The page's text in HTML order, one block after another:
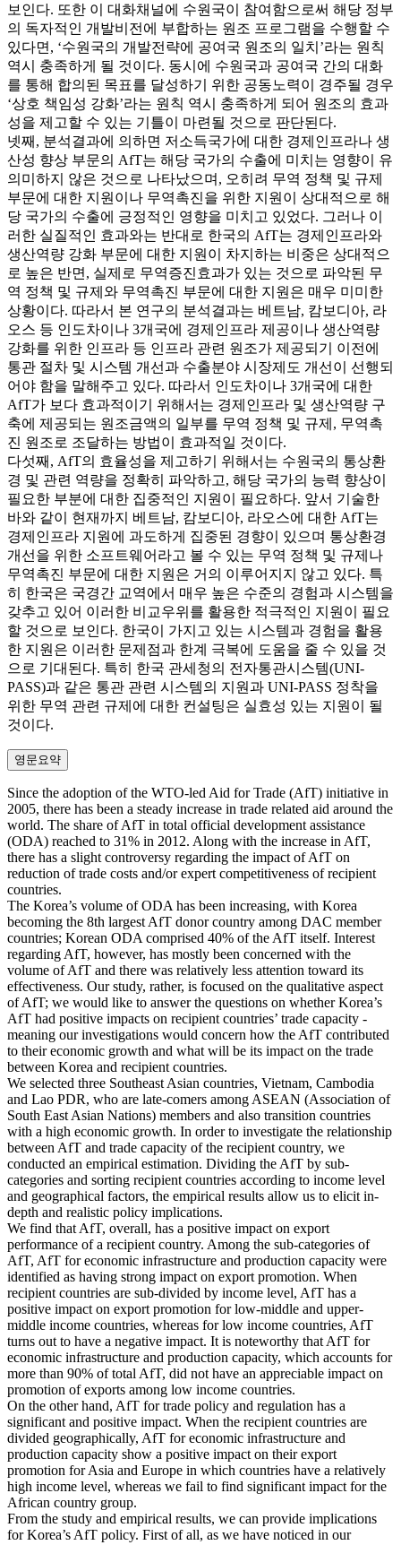
보인다. 또한 이 대화채널에 수원국이 참여함으로써 해당 정부
의 독자적인 개발비전에 부합하는 원조 프로그램을 수행할 수
있다면, ‘수원국의 개발전략에 공여국 원조의 일치’라는 원칙
역시 충족하게 될 것이다. 동시에 수원국과 공여국 간의 대화
를 통해 합의된 목표를 달성하기 위한 공동노력이 경주될 경우
‘상호 책임성 강화’라는 원칙 역시 충족하게 되어 원조의 효과
성을 제고할 수 있는 기틀이 마련될 것으로 판단된다.
넷째, 분석결과에 의하면 저소득국가에 대한 경제인프라나 생
산성 향상 부문의 AfT는 해당 국가의 수출에 미치는 영향이 유
의미하지 않은 것으로 나타났으며, 오히려 무역 정책 및 규제
부문에 대한 지원이나 무역촉진을 위한 지원이 상대적으로 해
당 국가의 수출에 긍정적인 영향을 미치고 있었다. 그러나 이
러한 실질적인 효과와는 반대로 한국의 AfT는 경제인프라와
생산역량 강화 부문에 대한 지원이 차지하는 비중은 상대적으
로 높은 반면, 실제로 무역증진효과가 있는 것으로 파악된 무
역 정책 및 규제와 무역촉진 부문에 대한 지원은 매우 미미한
상황이다. 따라서 본 연구의 분석결과는 베트남, 캄보디아, 라
오스 등 인도차이나 3개국에 경제인프라 제공이나 생산역량
강화를 위한 인프라 등 인프라 관련 원조가 제공되기 이전에
통관 절차 및 시스템 개선과 수출분야 시장제도 개선이 선행되
어야 함을 말해주고 있다. 따라서 인도차이나 3개국에 대한
AfT가 보다 효과적이기 위해서는 경제인프라 및 생산역량 구
축에 제공되는 원조금액의 일부를 무역 정책 및 규제, 무역촉
진 원조로 조달하는 방법이 효과적일 것이다.
다섯째, AfT의 효율성을 제고하기 위해서는 수원국의 통상환
경 및 관련 역량을 정확히 파악하고, 해당 국가의 능력 향상이
필요한 부분에 대한 집중적인 지원이 필요하다. 앞서 기술한
바와 같이 현재까지 베트남, 캄보디아, 라오스에 대한 AfT는
경제인프라 지원에 과도하게 집중된 경향이 있으며 통상환경
개선을 위한 소프트웨어라고 볼 수 있는 무역 정책 및 규제나
무역촉진 부문에 대한 지원은 거의 이루어지지 않고 있다. 특
히 한국은 국경간 교역에서 매우 높은 수준의 경험과 시스템을
갖추고 있어 이러한 비교우위를 활용한 적극적인 지원이 필요
할 것으로 보인다. 한국이 가지고 있는 시스템과 경험을 활용
한 지원은 이러한 문제점과 한계 극복에 도움을 줄 수 있을 것
으로 기대된다. 특히 한국 관세청의 전자통관시스템(UNI-
PASS)과 같은 통관 관련 시스템의 지원과 UNI-PASS 정착을
위한 무역 관련 규제에 대한 컨설팅은 실효성 있는 지원이 될
것이다.
영문요약
Since the adoption of the WTO-led Aid for Trade (AfT) initiative in
2005, there has been a steady increase in trade related aid around the
world. The share of AfT in total official development assistance
(ODA) reached to 31% in 2012. Along with the increase in AfT,
there has a slight controversy regarding the impact of AfT on
reduction of trade costs and/or expert competitiveness of recipient
countries.
The Korea’s volume of ODA has been increasing, with Korea
becoming the 8th largest AfT donor country among DAC member
countries; Korean ODA comprised 40% of the AfT itself. Interest
regarding AfT, however, has mostly been concerned with the
volume of AfT and there was relatively less attention toward its
effectiveness. Our study, rather, is focused on the qualitative aspect
of AfT; we would like to answer the questions on whether Korea’s
AfT had positive impacts on recipient countries’ trade capacity -
meaning our investigations would concern how the AfT contributed
to their economic growth and what will be its impact on the trade
between Korea and recipient countries.
We selected three Southeast Asian countries, Vietnam, Cambodia
and Lao PDR, who are late-comers among ASEAN (Association of
South East Asian Nations) members and also transition countries
with a high economic growth. In order to investigate the relationship
between AfT and trade capacity of the recipient country, we
conducted an empirical estimation. Dividing the AfT by sub-
categories and sorting recipient countries according to income level
and geographical factors, the empirical results allow us to elicit in-
depth and realistic policy implications.
We find that AfT, overall, has a positive impact on export
performance of a recipient country. Among the sub-categories of
AfT, AfT for economic infrastructure and production capacity were
identified as having strong impact on export promotion. When
recipient countries are sub-divided by income level, AfT has a
positive impact on export promotion for low-middle and upper-
middle income countries, whereas for low income countries, AfT
turns out to have a negative impact. It is noteworthy that AfT for
economic infrastructure and production capacity, which accounts for
more than 90% of total AfT, did not have an appreciable impact on
promotion of exports among low income countries.
On the other hand, AfT for trade policy and regulation has a
significant and positive impact. When the recipient countries are
divided geographically, AfT for economic infrastructure and
production capacity show a positive impact on their export
promotion for Asia and Europe in which countries have a relatively
high income level, whereas we fail to find significant impact for the
African country group.
From the study and empirical results, we can provide implications
for Korea’s AfT policy. First of all, as we have noticed in our